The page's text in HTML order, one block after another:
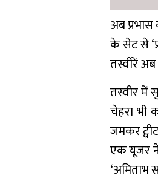
अब
के सेट से
तस्वीरें अब
तस्वीर में
चेहरा
जमकर
एक यूजर
‘अमिताभ